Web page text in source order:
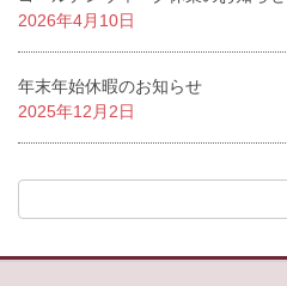
2026年4月10日
年末年始休暇のお知らせ
2025年12月2日